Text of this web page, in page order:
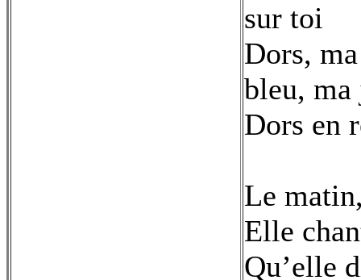
sur toi
Dors,
bleu,
Dors en
Le
Elle
Qu’elle